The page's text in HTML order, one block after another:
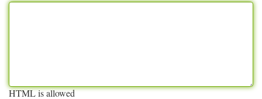
HTML is allowed